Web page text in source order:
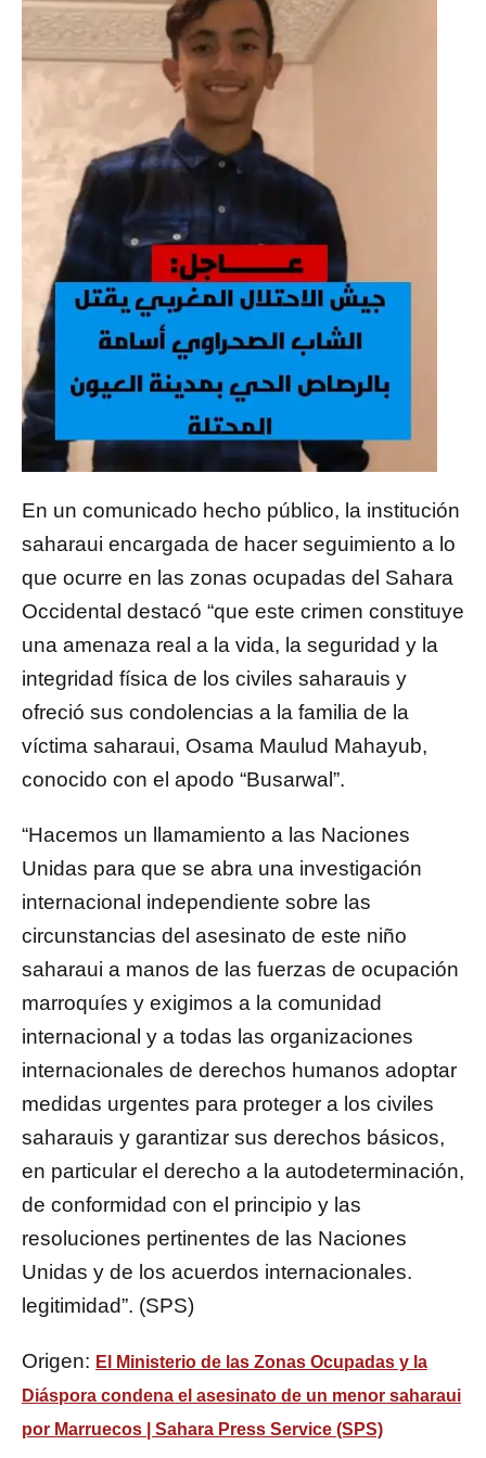
En un comunicado hecho público, la institución
saharaui encargada de hacer seguimiento a lo
que ocurre en las zonas ocupadas del Sahara
Occidental destacó “que este crimen constituye
una amenaza real a la vida, la seguridad y la
integridad física de los civiles saharauis y
ofreció sus condolencias a la familia de la
víctima saharaui, Osama Maulud Mahayub,
conocido con el apodo “Busarwal”.
“Hacemos un llamamiento a las Naciones
Unidas para que se abra una investigación
internacional independiente sobre las
circunstancias del asesinato de este niño
saharaui a manos de las fuerzas de ocupación
marroquíes y exigimos a la comunidad
internacional y a todas las organizaciones
internacionales de derechos humanos adoptar
medidas urgentes para proteger a los civiles
saharauis y garantizar sus derechos básicos,
en particular el derecho a la autodeterminación,
de conformidad con el principio y las
resoluciones pertinentes de las Naciones
Unidas y de los acuerdos internacionales.
legitimidad”. (SPS)
Origen: El Ministerio de las Zonas Ocupadas y la
Diáspora condena el asesinato de un menor saharaui
por Marruecos | Sahara Press Service (SPS)